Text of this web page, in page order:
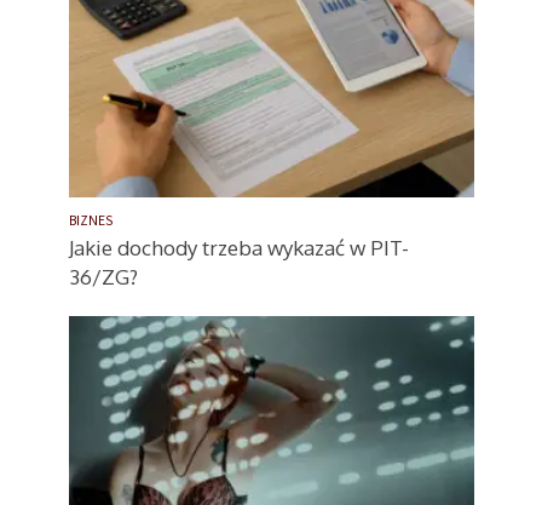
BIZNES
Jakie dochody trzeba wykazać w PIT-
36/ZG?